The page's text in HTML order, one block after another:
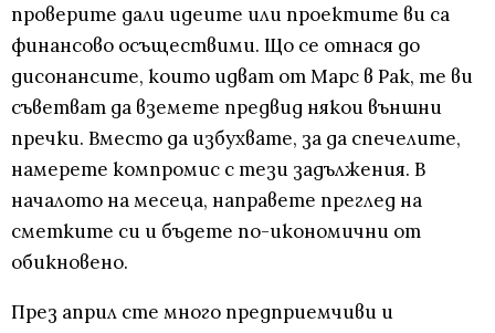
проверите дали идеите или проектите ви са
финансово осъществими. Що се отнася до
дисонансите, които идват от Марс в Рак, те ви
съветват да вземете предвид някои външни
пречки. Вместо да избухвате, за да спечелите,
намерете компромис с тези задължения. В
началото на месеца, направете преглед на
сметките си и бъдете по-икономични от
обикновено.
През април сте много предприемчиви и